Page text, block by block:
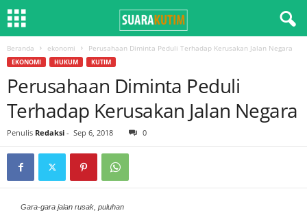
Beranda ekonomi Perusahaan Diminta Peduli Terhadap Kerusakan Jalan Negara
EKONOMI HUKUM KUTIM
Perusahaan Diminta Peduli
Terhadap Kerusakan Jalan Negara
Penulis Redaksi - Sep 6, 2018 0
Gara-gara jalan rusak, puluhan